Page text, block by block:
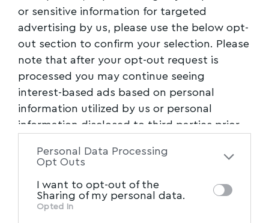
or sensitive information for targeted
advertising by us, please use the below opt-
out section to confirm your selection. Please
note that after your opt-out request is
processed you may continue seeing
interest-based ads based on personal
information utilized by us or personal
information disclosed to third parties prior
of the further disclosure of your personal
of downstream participants. This
information may also be disclosed by us to
Personal Data Processing
Opt Outs
I want to opt-out of the
Sharing of my personal data.
Opted In